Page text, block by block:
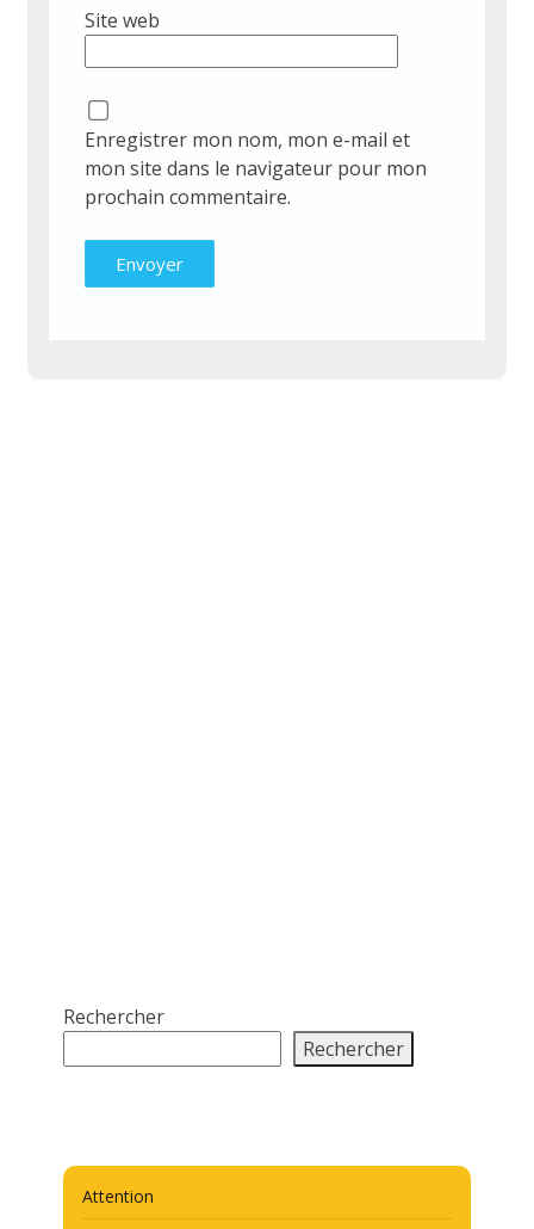
Site web
Enregistrer mon nom, mon e-mail et
mon site dans le navigateur pour mon
prochain commentaire.
Rechercher
Rechercher
Attention